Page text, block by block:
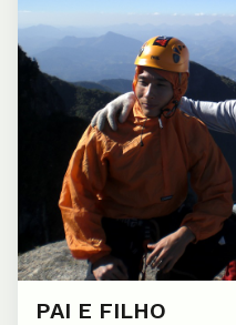
PAI E FILHO